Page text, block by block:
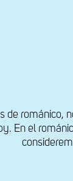
de románico,
En el